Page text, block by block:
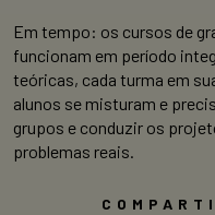
Em tempo: os cursos de
funcionam em período
teóricas, cada turma em
alunos se misturam e
grupos e conduzir os
problemas reais.